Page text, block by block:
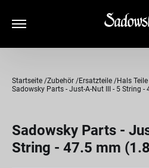
Startseite Zubehör Ersatzteile Hals Teile
Sadowsky Parts - Just-A-Nut III - 5 String -
Sadowsky Parts -
String - 47.5 mm